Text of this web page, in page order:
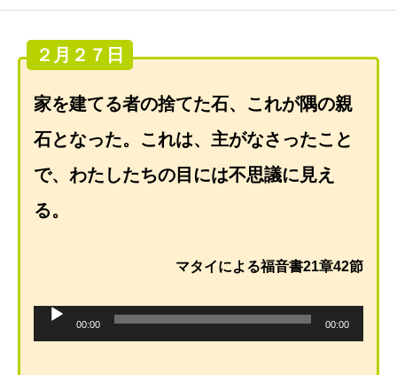
２月２７日
家を建てる者の捨てた石、これが隅の親
石となった。これは、主がなさったこと
で、わたしたちの目には不思議に見え
る。
マタイによる福音書21章42節
00:00 00:00